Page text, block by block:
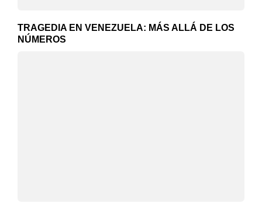
TRAGEDIA EN VENEZUELA: MÁS ALLÁ DE LOS
NÚMEROS